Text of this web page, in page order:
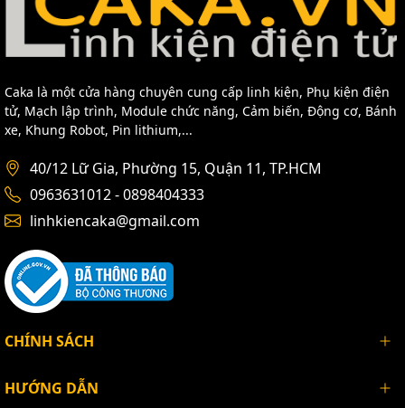
Caka là một cửa hàng chuyên cung cấp linh kiện, Phụ kiện điện
tử, Mạch lập trình, Module chức năng, Cảm biến, Động cơ, Bánh
xe, Khung Robot, Pin lithium,...
40/12 Lữ Gia, Phường 15, Quận 11, TP.HCM
0963631012 - 0898404333
linhkiencaka@gmail.com
CHÍNH SÁCH
HƯỚNG DẪN